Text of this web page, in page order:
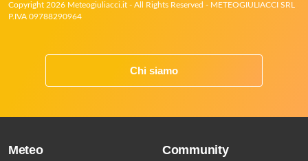
Copyright 2026 Meteogiuliacci.it - All Rights Reserved - METEOGIULIACCI SRL
P.IVA 09788290964
Chi siamo
Meteo Community